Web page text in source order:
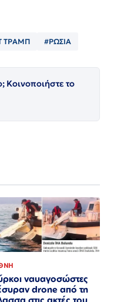
ΤΡΑΜΠ #ΡΩΣΙΑ
Κοινοποιήστε το
ναυαγοσώστες
drone από τη